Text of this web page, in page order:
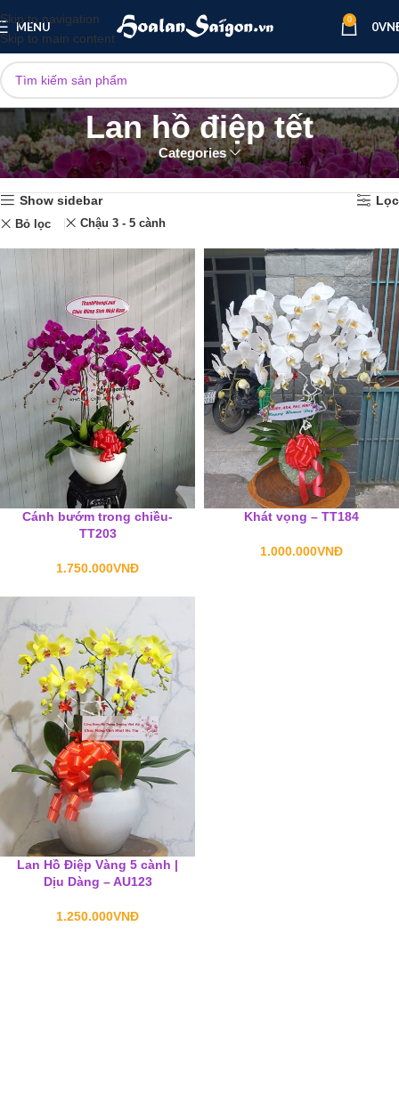
Skip to navigation
Skip to main content
MENU 0 0
Lan hồ điệp tết
Categories
Trang chủ Lan hồ điệp sự kiện Lan hồ điệp tết Hiển thị tất cả 3 kết quả
Show sidebar Lọc
Bỏ lọc Chậu 3 - 5 cành
Cánh bướm trong chiều-
TT203
1.750.000VNĐ
Khát vọng – TT184
1.000.000VNĐ
Lan Hồ Điệp Vàng 5 cành |
Dịu Dàng – AU123
1.250.000VNĐ